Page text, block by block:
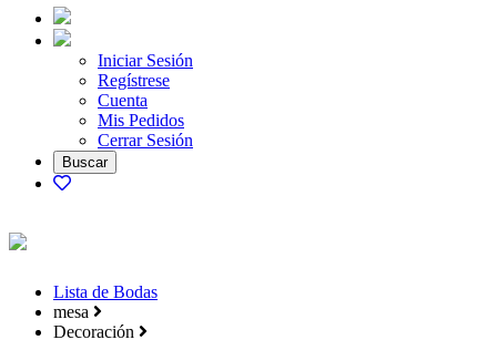
Iniciar Sesión
Regístrese
Cuenta
Mis Pedidos
Cerrar Sesión
Lista de Bodas
mesa
Decoración